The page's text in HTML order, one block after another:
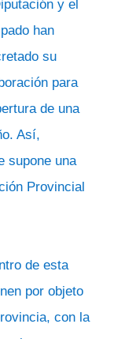
y el
han
su
para
de una
Así,
supone una
Provincial
de esta
por objeto
con la